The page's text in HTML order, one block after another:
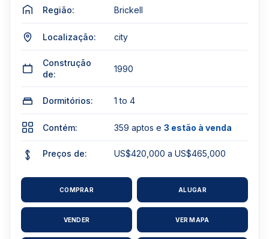
Região: Brickell
Localização: city
Construção
de:
1990
Dormitórios: 1 to 4
Contém: 359 aptos e 3 estão à venda
Preços de: US$420,000 a US$465,000
COMPRAR ALUGAR
VENDER VER MAPA